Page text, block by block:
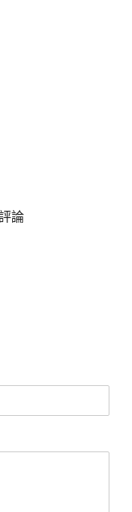
論